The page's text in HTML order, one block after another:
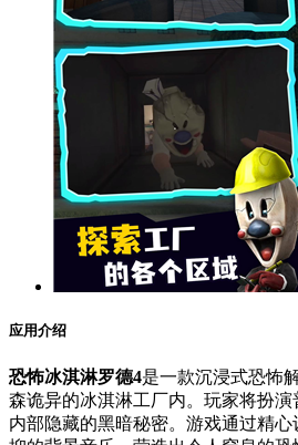
应用介绍
恐怖冰淇淋罗德4是一款沉浸式恐怖
森诡异的冰淇淋工厂内。玩家将扮
内部隐藏的黑暗秘密。游戏通过精